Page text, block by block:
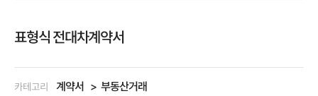
표형식 전대차계약서
카테고리 계약서 부동산거래